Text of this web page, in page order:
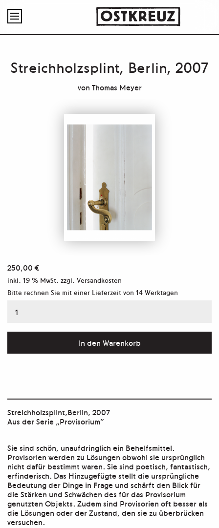

Streichholzsplint, Berlin, 2007
von Thomas Meyer
250,00€
inkl. 19 % MwSt. zzgl. Versandkosten
Bitte rechnen Sie mit einer Lieferzeit von 14 Werktagen
Streichholzsplint,
Menge
In den Warenkorb
Streichholzsplint,Berlin, 2007
Aus der Serie „Provisorium”
Sie sind schön, unaufdringlich ein Behelfsmittel.
Provisorien werden zu Lösungen obwohl sie ursprünglich
nicht dafür bestimmt waren. Sie sind poetisch, fantastisch,
erfinderisch. Das Hinzugefügte stellt die ursprüngliche
Bedeutung der Dinge in Frage und schärft den Blick für
die Stärken und Schwächen des für das Provisorium
genutzten Objekts. Zudem sind Provisorien oft besser als
die Lösungen oder der Zustand, den sie zu überbrücken
versuchen.